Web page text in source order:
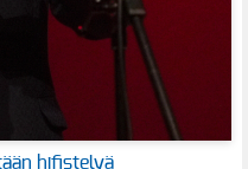
hifistelyä